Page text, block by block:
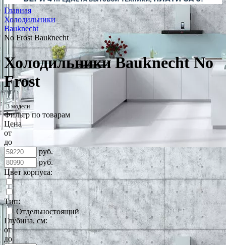
Главная
Холодильники
Bauknecht
No Frost Bauknecht
Холодильники Bauknecht No
Frost
3 модели
Фильтр по товарам
Цена
от
до
руб.
руб.
Цвет корпуса:
Тип:
Отдельностоящий
Глубина, см:
от
до